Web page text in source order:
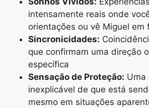
intensamente reais onde
orientações ou vê Miguel em
Sincronicidades:
que confirmam uma direção
específica
Sensação de Proteção: Uma
inexplicável de que está
mesmo em situações